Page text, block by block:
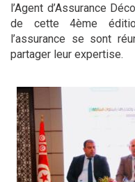
l’Agent d’Assurance
de cette 4ème
l’assurance se sont
partager leur